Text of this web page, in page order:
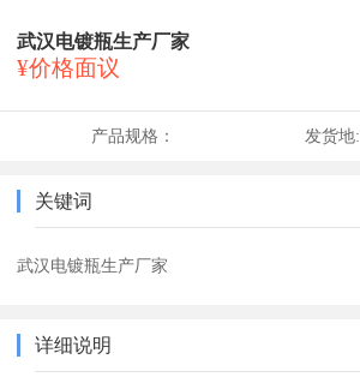
武汉电镀瓶生产厂家
¥价格面议
产品规格： 发货地:
关键词
武汉电镀瓶生产厂家
详细说明